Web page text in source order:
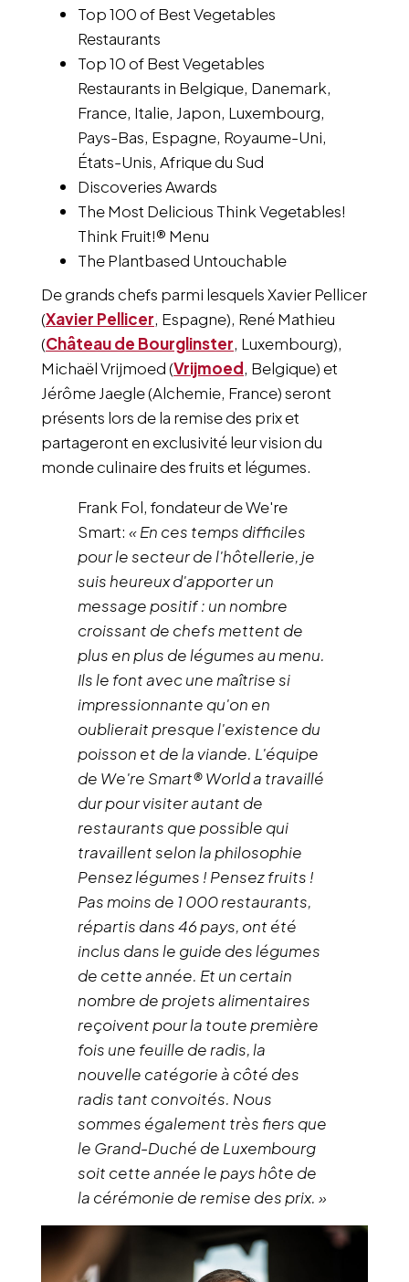
Top 100 of Best Vegetables
Restaurants
Top 10 of Best Vegetables
Restaurants in Belgique, Danemark,
France, Italie, Japon, Luxembourg,
Pays-Bas, Espagne, Royaume-Uni,
États-Unis, Afrique du Sud
Discoveries Awards
The Most Delicious Think Vegetables!
Think Fruit!® Menu
The Plantbased Untouchable
De grands chefs parmi lesquels Xavier Pellicer
(Xavier Pellicer, Espagne), René Mathieu
(Château de Bourglinster, Luxembourg),
Michaël Vrijmoed (Vrijmoed, Belgique) et
Jérôme Jaegle (Alchemie, France) seront
présents lors de la remise des prix et
partageront en exclusivité leur vision du
monde culinaire des fruits et légumes.
Frank Fol, fondateur de We're
Smart: « En ces temps difficiles
pour le secteur de l'hôtellerie, je
suis heureux d'apporter un
message positif : un nombre
croissant de chefs mettent de
plus en plus de légumes au menu.
Ils le font avec une maîtrise si
impressionnante qu'on en
oublierait presque l'existence du
poisson et de la viande. L'équipe
de We're Smart® World a travaillé
dur pour visiter autant de
restaurants que possible qui
travaillent selon la philosophie
Pensez légumes ! Pensez fruits !
Pas moins de 1 000 restaurants,
répartis dans 46 pays, ont été
inclus dans le guide des légumes
de cette année. Et un certain
nombre de projets alimentaires
reçoivent pour la toute première
fois une feuille de radis, la
nouvelle catégorie à côté des
radis tant convoités. Nous
sommes également très fiers que
le Grand-Duché de Luxembourg
soit cette année le pays hôte de
la cérémonie de remise des prix. »